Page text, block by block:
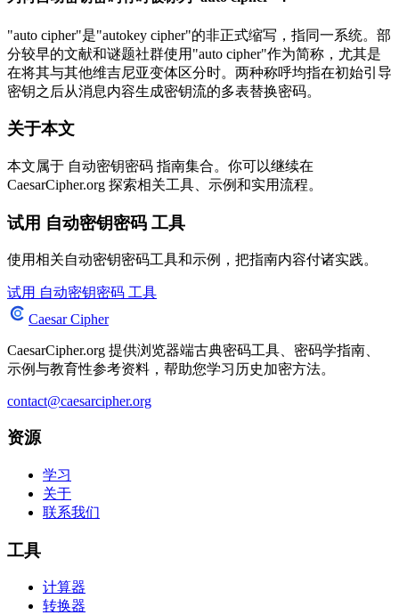
"auto cipher"是"autokey cipher"的非正式缩写，指同一系统。部
分较早的文献和谜题社群使用"auto cipher"作为简称，尤其是
在将其与其他维吉尼亚变体区分时。两种称呼均指在初始引导
密钥之后从消息内容生成密钥流的多表替换密码。
关于本文
本文属于 自动密钥密码 指南集合。你可以继续在
CaesarCipher.org 探索相关工具、示例和实用流程。
试用 自动密钥密码 工具
使用相关自动密钥密码工具和示例，把指南内容付诸实践。
试用 自动密钥密码 工具
Caesar Cipher
CaesarCipher.org 提供浏览器端古典密码工具、密码学指南、
示例与教育性参考资料，帮助您学习历史加密方法。
contact@caesarcipher.org
资源
学习
关于
联系我们
工具
计算器
转换器